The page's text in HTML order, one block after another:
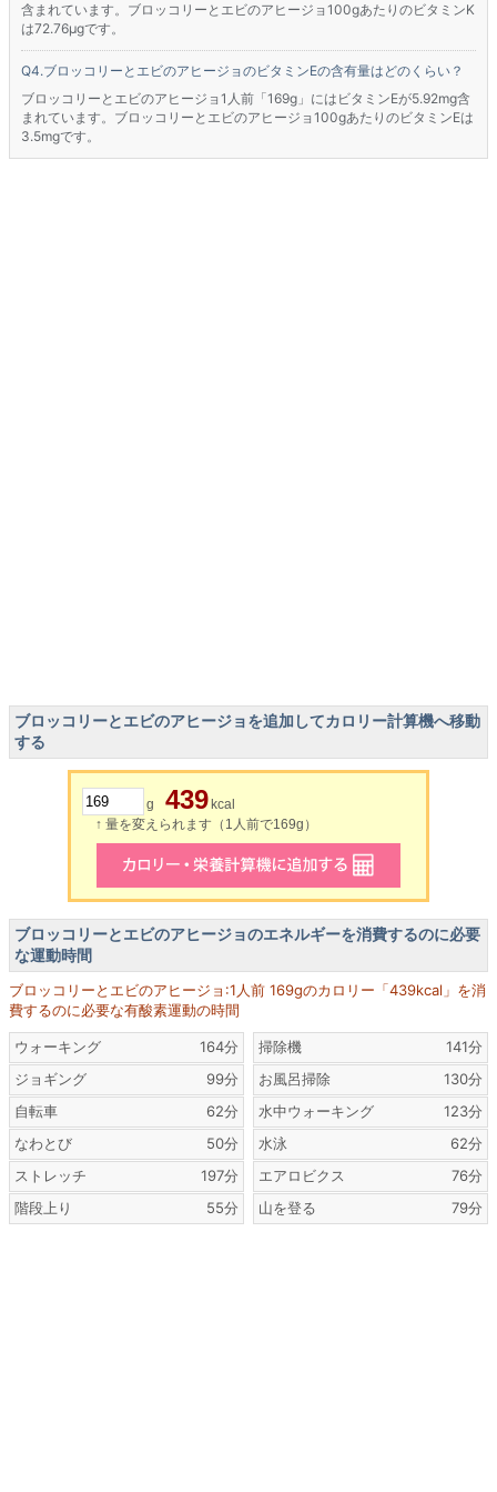
含まれています。ブロッコリーとエビのアヒージョ100gあたりのビタミンK
は72.76μgです。
ブロッコリーとエビのアヒージョのビタミンEの含有量はどのくらい？
ブロッコリーとエビのアヒージョ1人前「169g」にはビタミンEが5.92mg含
まれています。ブロッコリーとエビのアヒージョ100gあたりのビタミンEは
3.5mgです。
ブロッコリーとエビのアヒージョを追加してカロリー計算機へ移動
する
g 439 kcal
↑ 量を変えられます（1人前で169g）
ブロッコリーとエビのアヒージョのエネルギーを消費するのに必要
な運動時間
ブロッコリーとエビのアヒージョ:1人前 169gのカロリー「439kcal」を消
費するのに必要な有酸素運動の時間
ウォーキング
164分
ジョギング
99分
自転車
62分
なわとび
50分
ストレッチ
197分
階段上り
55分
掃除機
141分
お風呂掃除
130分
水中ウォーキング
123分
水泳
62分
エアロビクス
76分
山を登る
79分